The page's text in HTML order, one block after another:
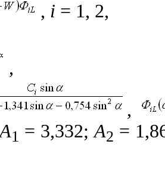
, i = 1, 2,
,
,
A1 = 3,332;A2 =